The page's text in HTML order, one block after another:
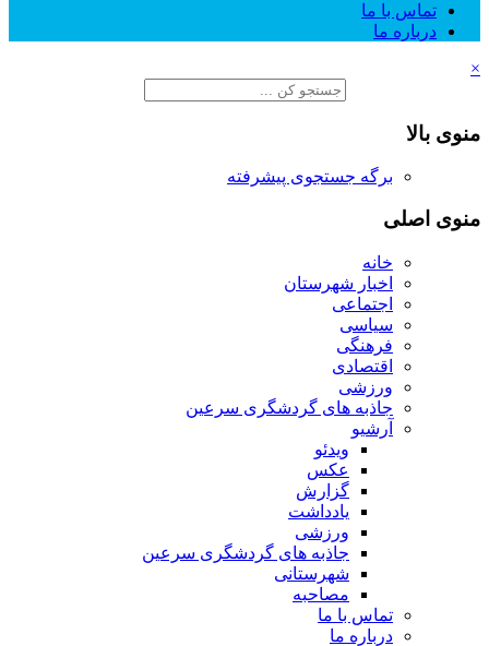
تماس با ما
درباره ما
×
منوی بالا
برگه جستجوی پیشرفته
منوی اصلی
خانه
اخبار شهرستان
اجتماعی
سیاسی
فرهنگی
اقتصادی
ورزشی
جاذبه های گردشگری سرعین
آرشیو
ویدئو
عکس
گزارش
یادداشت
ورزشی
جاذبه های گردشگری سرعین
شهرستانی
مصاحبه
تماس با ما
درباره ما